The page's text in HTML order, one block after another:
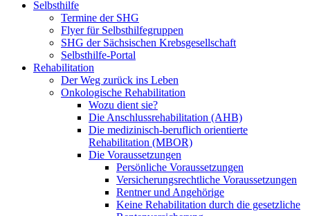
Selbsthilfe
Termine der SHG
Flyer für Selbsthilfegruppen
SHG der Sächsischen Krebsgesellschaft
Selbsthilfe-Portal
Rehabilitation
Der Weg zurück ins Leben
Onkologische Rehabilitation
Wozu dient sie?
Die Anschlussrehabilitation (AHB)
Die medizinisch-beruflich orientierte
Rehabilitation (MBOR)
Die Voraussetzungen
Persönliche Voraussetzungen
Versicherungsrechtliche Voraussetzungen
Rentner und Angehörige
Keine Rehabilitation durch die gesetzliche